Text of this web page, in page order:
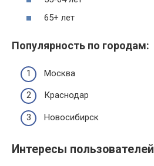
65+ лет
Популярность по городам:
Москва
Краснодар
Новосибирск
Интересы пользователей